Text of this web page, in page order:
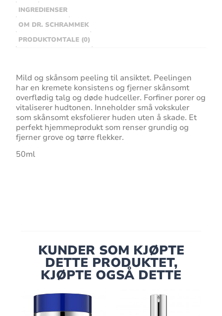
INGREDIENSER
OM DR. SCHRAMMEK
PRODUKTOMTALE (0)
Mild og skånsom peeling til ansiktet. Peelingen
har en kremete konsistens og fjerner skånsomt
overflødig talg og døde hudceller. Forfiner porer og
vitaliserer hudtonen. Inneholder små vokskuler
som skånsomt eksfolierer huden uten å skade. Et
perfekt hjemmeprodukt som renser grundig og
fjerner grove og tørre flekker.
50ml
KUNDER SOM KJØPTE
DETTE PRODUKTET,
KJØPTE OGSÅ DETTE